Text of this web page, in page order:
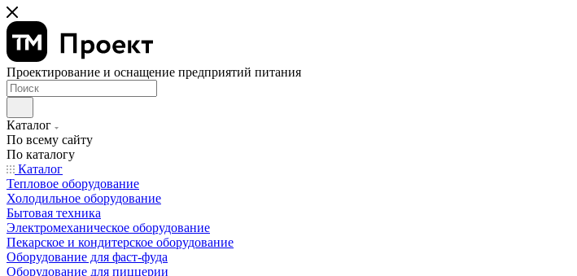
Проектирование и оснащение предприятий питания
Каталог
По всему сайту
По каталогу
Каталог
Тепловое оборудование
Холодильное оборудование
Бытовая техника
Электромеханическое оборудование
Пекарское и кондитерское оборудование
Оборудование для фаст-фуда
Оборудование для пиццерии